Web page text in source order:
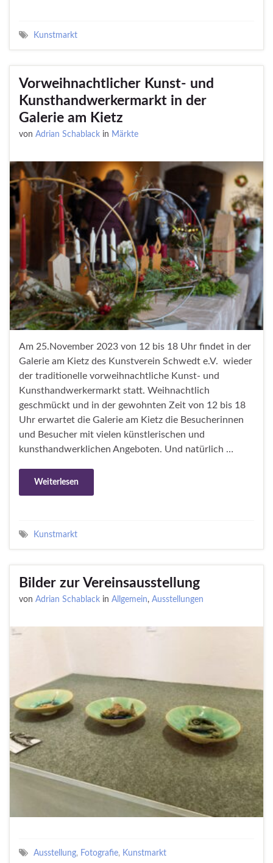
Kunstmarkt
Vorweihnachtlicher Kunst- und
Kunsthandwerkermarkt in der
Galerie am Kietz
von Adrian Schablack in Märkte
Am 25.November 2023 von 12 bis 18 Uhr findet in der
Galerie am Kietz des Kunstverein Schwedt e.V. wieder
der traditionelle vorweihnachtliche Kunst- und
Kunsthandwerkermarkt statt. Weihnachtlich
geschmückt und in der gewohnten Zeit von 12 bis 18
Uhr erwartet die Galerie am Kietz die Besucherinnen
und Besucher mit vielen künstlerischen und
kunsthandwerklichen Angeboten. Und natürlich …
Weiterlesen
Kunstmarkt
Bilder zur Vereinsausstellung
von Adrian Schablack in Allgemein, Ausstellungen
Ausstellung, Fotografie, Kunstmarkt